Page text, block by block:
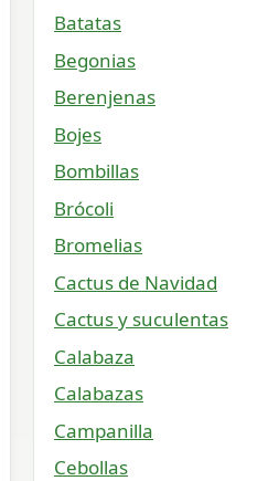
Batatas
Begonias
Berenjenas
Bojes
Bombillas
Brócoli
Bromelias
Cactus de Navidad
Cactus y suculentas
Calabaza
Calabazas
Campanilla
Cebollas